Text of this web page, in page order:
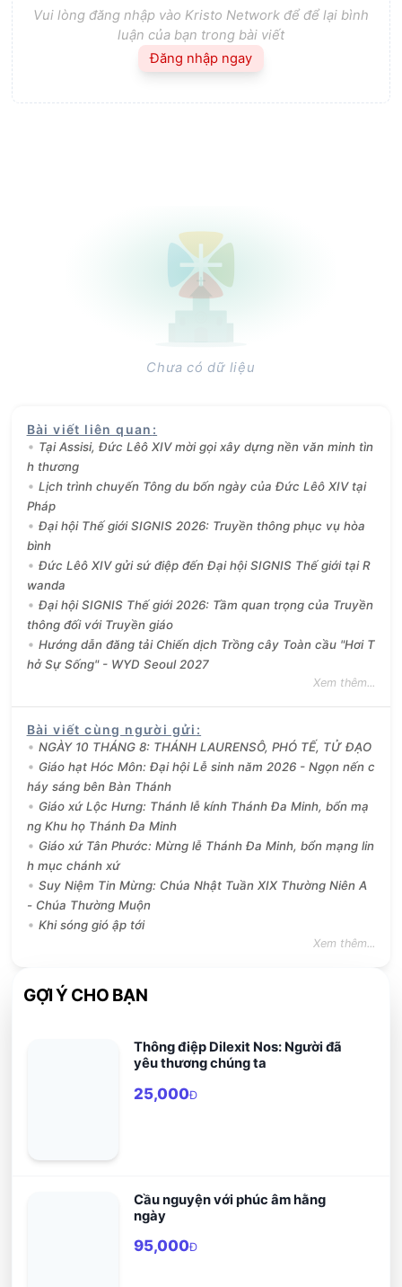
Vui lòng đăng nhập vào Kristo Network để để lại bình
luận của bạn trong bài viết
Đăng nhập ngay
Chưa có dữ liệu
Bài viết liên quan :
Tại Assisi, Đức Lêô XIV mời gọi xây dựng nền văn minh tìn
h thương
Lịch trình chuyến Tông du bốn ngày của Đức Lêô XIV tại
Pháp
Đại hội Thế giới SIGNIS 2026: Truyền thông phục vụ hòa
bình
Đức Lêô XIV gửi sứ điệp đến Đại hội SIGNIS Thế giới tại R
wanda
Đại hội SIGNIS Thế giới 2026: Tầm quan trọng của Truyền
thông đối với Truyền giáo
Hướng dẫn đăng tải Chiến dịch Trồng cây Toàn cầu "Hơi T
hở Sự Sống" - WYD Seoul 2027
Xem thêm...
Bài viết cùng người gửi :
NGÀY 10 THÁNG 8: THÁNH LAURENSÔ, PHÓ TẾ, TỬ ĐẠO
Giáo hạt Hóc Môn: Đại hội Lễ sinh năm 2026 - Ngọn nến c
háy sáng bên Bàn Thánh
Giáo xứ Lộc Hưng: Thánh lễ kính Thánh Đa Minh, bổn mạ
ng Khu họ Thánh Đa Minh
Giáo xứ Tân Phước: Mừng lễ Thánh Đa Minh, bổn mạng lin
h mục chánh xứ
Suy Niệm Tin Mừng: Chúa Nhật Tuần XIX Thường Niên A
- Chúa Thường Muộn
Khi sóng gió ập tới
Xem thêm...
GỢI Ý CHO BẠN
Thông điệp Dilexit Nos: Người đã
yêu thương chúng ta
25,000Đ
Cầu nguyện với phúc âm hằng
ngày
95,000Đ